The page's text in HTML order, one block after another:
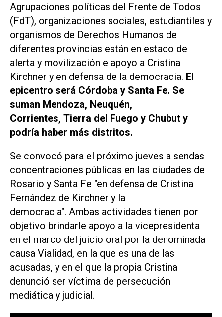
Agrupaciones políticas del Frente de Todos
(FdT), organizaciones sociales, estudiantiles y
organismos de Derechos Humanos de
diferentes provincias están en estado de
alerta y movilización e apoyo a Cristina
Kirchner y en defensa de la democracia. El
epicentro será Córdoba y Santa Fe. Se
suman Mendoza, Neuquén,
Corrientes, Tierra del Fuego y Chubut y
podría haber más distritos.
Se convocó para el próximo jueves a sendas
concentraciones públicas en las ciudades de
Rosario y Santa Fe "en defensa de Cristina
Fernández de Kirchner y la
democracia". Ambas actividades tienen por
objetivo brindarle apoyo a la vicepresidenta
en el marco del juicio oral por la denominada
causa Vialidad, en la que es una de las
acusadas, y en el que la propia Cristina
denunció ser víctima de persecución
mediática y judicial.